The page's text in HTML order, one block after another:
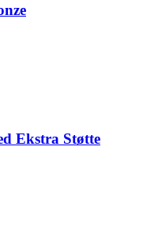
Ekstra Støtte